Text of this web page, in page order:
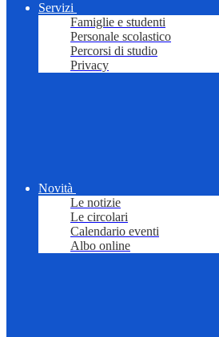
Servizi
Famiglie e studenti
Personale scolastico
Percorsi di studio
Privacy
Novità
Le notizie
Le circolari
Calendario eventi
Albo online